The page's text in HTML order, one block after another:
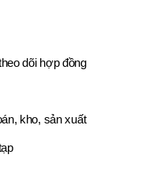
dõi hợp đồng
kho, sản xuất